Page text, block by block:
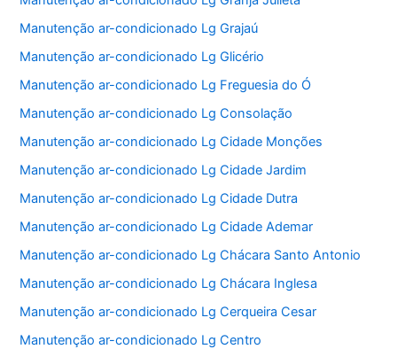
Manutenção ar-condicionado Lg Grajaú
Manutenção ar-condicionado Lg Glicério
Manutenção ar-condicionado Lg Freguesia do Ó
Manutenção ar-condicionado Lg Consolação
Manutenção ar-condicionado Lg Cidade Monções
Manutenção ar-condicionado Lg Cidade Jardim
Manutenção ar-condicionado Lg Cidade Dutra
Manutenção ar-condicionado Lg Cidade Ademar
Manutenção ar-condicionado Lg Chácara Santo Antonio
Manutenção ar-condicionado Lg Chácara Inglesa
Manutenção ar-condicionado Lg Cerqueira Cesar
Manutenção ar-condicionado Lg Centro